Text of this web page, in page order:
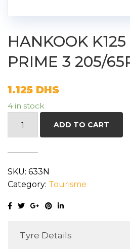
HANKOOK
PRIME 3 205/
1.125 DHS
4 in stock
3
205/65R15
94H
ADD TO CART
SKU: 633N
Category: Tourisme
Tyre Details